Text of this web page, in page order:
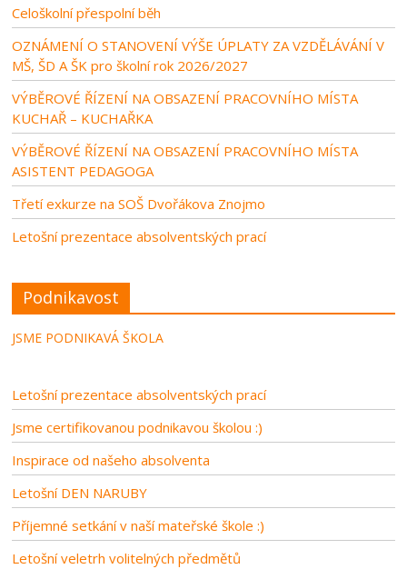
Celoškolní přespolní běh
OZNÁMENÍ O STANOVENÍ VÝŠE ÚPLATY ZA VZDĚLÁVÁNÍ V
MŠ, ŠD A ŠK pro školní rok 2026/2027
VÝBĚROVÉ ŘÍZENÍ NA OBSAZENÍ PRACOVNÍHO MÍSTA
KUCHAŘ – KUCHAŘKA
VÝBĚROVÉ ŘÍZENÍ NA OBSAZENÍ PRACOVNÍHO MÍSTA
ASISTENT PEDAGOGA
Třetí exkurze na SOŠ Dvořákova Znojmo
Letošní prezentace absolventských prací
Podnikavost
JSME PODNIKAVÁ ŠKOLA
Letošní prezentace absolventských prací
Jsme certifikovanou podnikavou školou :)
Inspirace od našeho absolventa
Letošní DEN NARUBY
Příjemné setkání v naší mateřské škole :)
Letošní veletrh volitelných předmětů